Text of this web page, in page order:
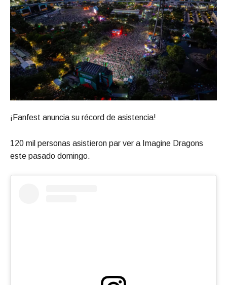
¡Fanfest anuncia su récord de asistencia!
120 mil personas asistieron par ver a Imagine Dragons
este pasado domingo.